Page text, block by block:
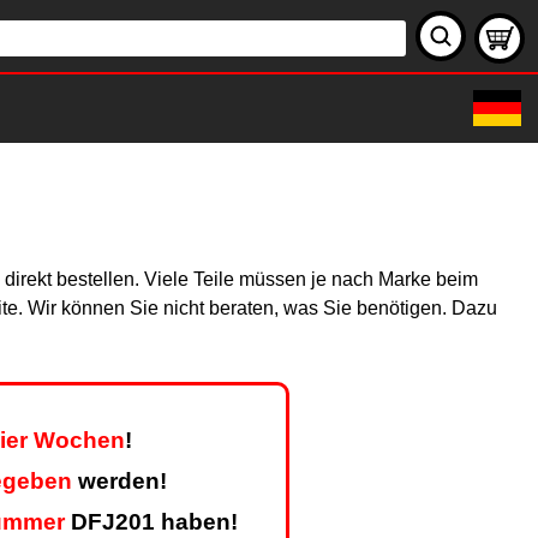
bestellen. Viele Teile müssen je nach Marke beim
Wir können Sie nicht beraten, was Sie benötigen. Dazu
Wochen!
werden!
DFJ201 haben!